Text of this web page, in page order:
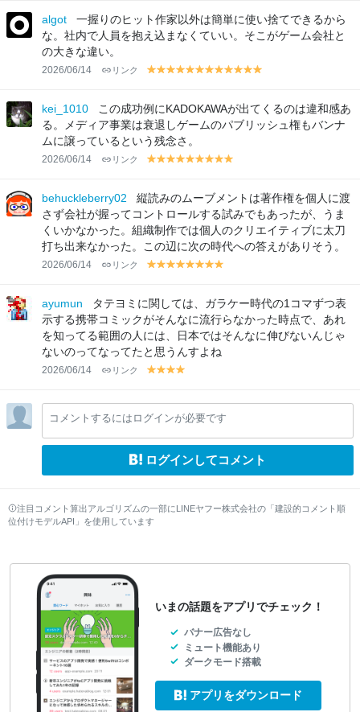
lo
w
lo
w
algot
一握りのヒット作家以外は簡単に使い捨てできるから
な。社内で人員を抱え込まなくていい。そこがゲーム会社と
の大きな違い。
2026/06/14 リンク
y
lo
w
y
lo
w
y
lo
w
y
lo
w
y
lo
w
y
lo
y
lo
w
y
lo
w
y
lo
w
y
lo
w
y
lo
w
lo
w
kei_1010
この成功例にKADOKAWAが出てくるのは違和感あ
る。メディア事業は衰退しゲームのパブリッシュ権もバンナ
ムに譲っているという残念さ。
2026/06/14 リンク
y
lo
w
y
lo
w
y
lo
w
y
lo
y
lo
w
y
w
y
lo
w
y
lo
w
lo
w
behuckleberry02
縦読みのムーブメントは著作権を個人に渡
さず会社が握ってコントロールする試みでもあったが、うま
くいかなかった。組織制作では個人のクリエイティブに太刀
打ち出来なかった。この辺に次の時代への答えがありそう。
2026/06/14 リンク
y
lo
w
y
lo
w
y
lo
w
y
lo
w
y
lo
w
y
w
y
lo
w
lo
w
ayumun
タテヨミに関しては、ガラケー時代の1コマずつ表
示する携帯コミックがそんなに流行らなかった時点で、あれ
を知ってる範囲の人には、日本ではそんなに伸びないんじゃ
ないのってなってたと思うんすよね
2026/06/14 リンク
y
lo
w
y
lo
w
y
lo
w
lo
w
コメントするにはログインが必要です
ログインしてコメント
注目コメント算出アルゴリズムの一部にLINEヤフー株式会社の「建設的コメント順
位付けモデルAPI」を使用しています
いまの話題をアプリでチェック！
バナー広告なし
ミュート機能あり
ダークモード搭載
アプリをダウンロード